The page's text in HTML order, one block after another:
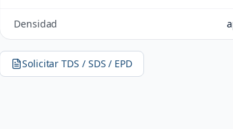
Densidad
Solicitar TDS / SDS / EPD